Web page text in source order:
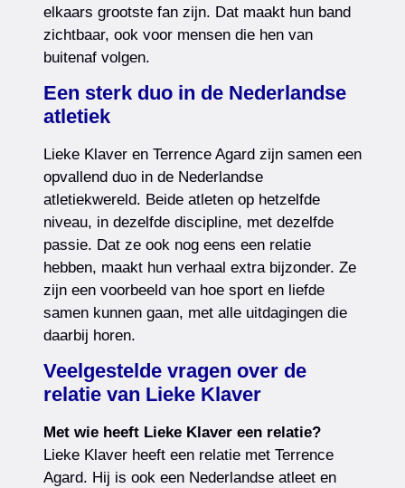
elkaars grootste fan zijn. Dat maakt hun band
zichtbaar, ook voor mensen die hen van
buitenaf volgen.
Een sterk duo in de Nederlandse
atletiek
Lieke Klaver en Terrence Agard zijn samen een
opvallend duo in de Nederlandse
atletiekwereld. Beide atleten op hetzelfde
niveau, in dezelfde discipline, met dezelfde
passie. Dat ze ook nog eens een relatie
hebben, maakt hun verhaal extra bijzonder. Ze
zijn een voorbeeld van hoe sport en liefde
samen kunnen gaan, met alle uitdagingen die
daarbij horen.
Veelgestelde vragen over de
relatie van Lieke Klaver
Met wie heeft Lieke Klaver een relatie?
Lieke Klaver heeft een relatie met Terrence
Agard. Hij is ook een Nederlandse atleet en